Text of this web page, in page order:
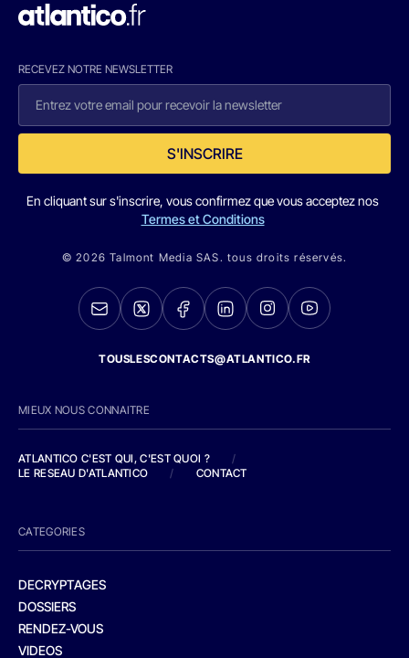
RECEVEZ NOTRE NEWSLETTER
S'INSCRIRE
En cliquant sur s'inscrire, vous confirmez que vous acceptez nos
Termes et Conditions
© 2026 Talmont Media SAS. tous droits réservés.
TOUSLESCONTACTS@ATLANTICO.FR
MIEUX NOUS CONNAITRE
ATLANTICO C'EST QUI, C'EST QUOI ?
/
LE RESEAU D'ATLANTICO
/ CONTACT
CATEGORIES
DECRYPTAGES
DOSSIERS
RENDEZ-VOUS
VIDEOS